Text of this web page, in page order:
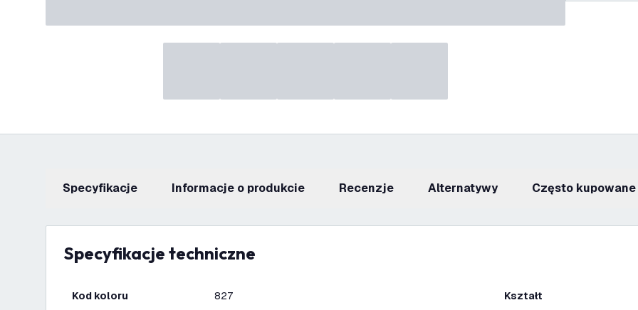
Specyfikacje informacje o produkcie recenzje Alternatywy Często
Specyfikacje techniczne
Kod koloru 827 Kształt